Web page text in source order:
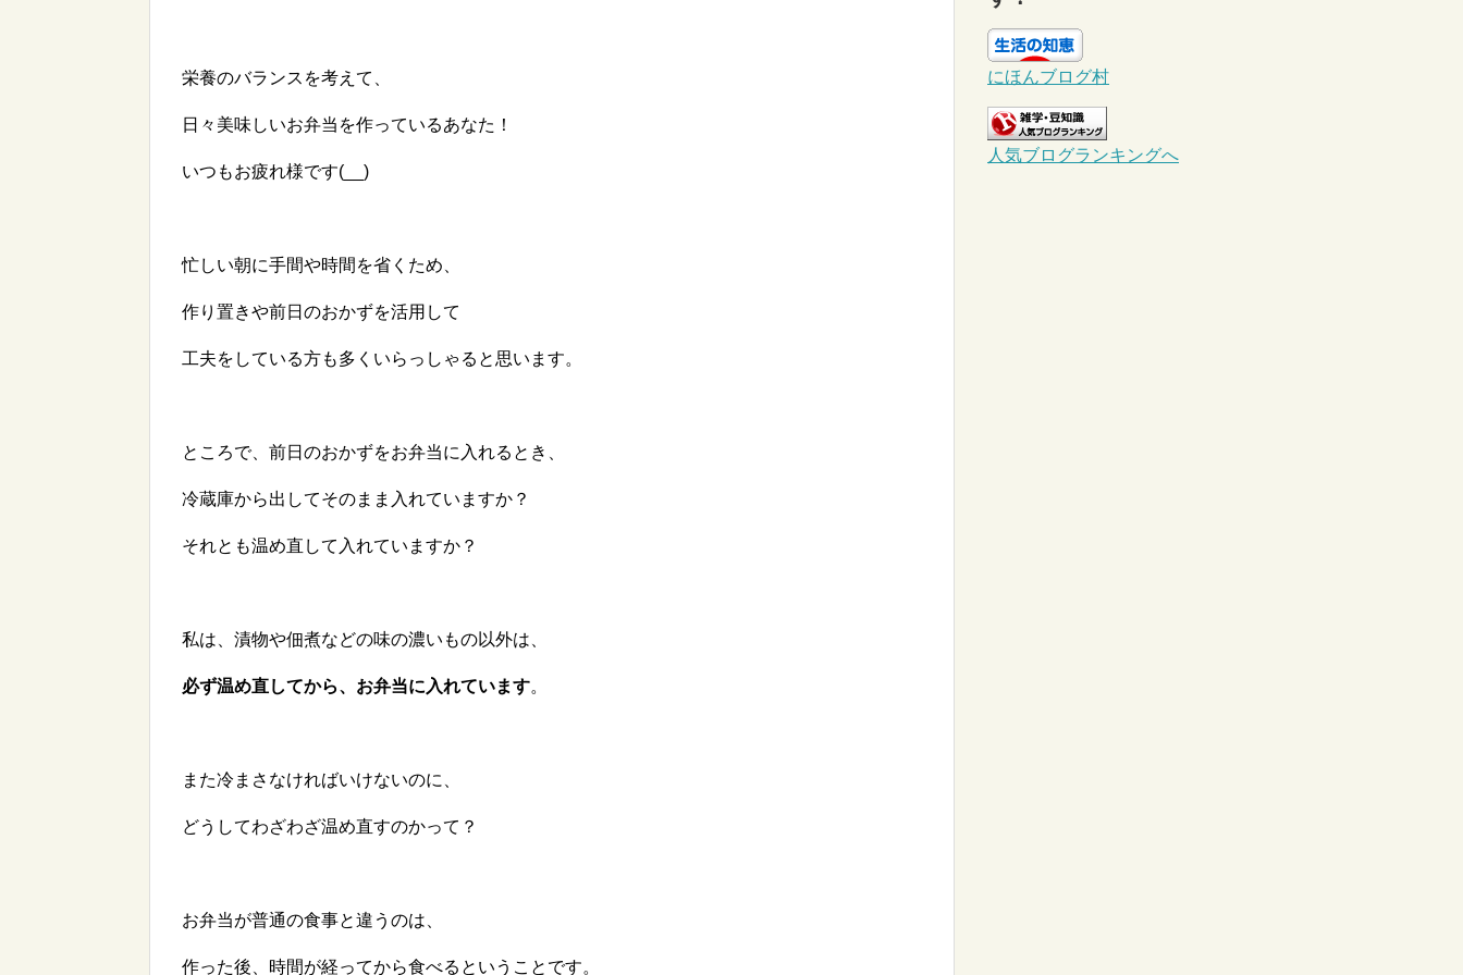
栄養のバランスを考えて、
日々美味しいお弁当を作っているあなた！
いつもお疲れ様です(__)
忙しい朝に手間や時間を省くため、
作り置きや前日のおかずを活用して
工夫をしている方も多くいらっしゃると思います。
ところで、前日のおかずをお弁当に入れるとき、
冷蔵庫から出してそのまま入れていますか？
それとも温め直して入れていますか？
私は、漬物や佃煮などの味の濃いもの以外は、
必ず温め直してから、お弁当に入れています。
また冷まさなければいけないのに、
どうしてわざわざ温め直すのかって？
お弁当が普通の食事と違うのは、
作った後、時間が経ってから食べるということです。
にほんブログ村
人気ブログランキングへ